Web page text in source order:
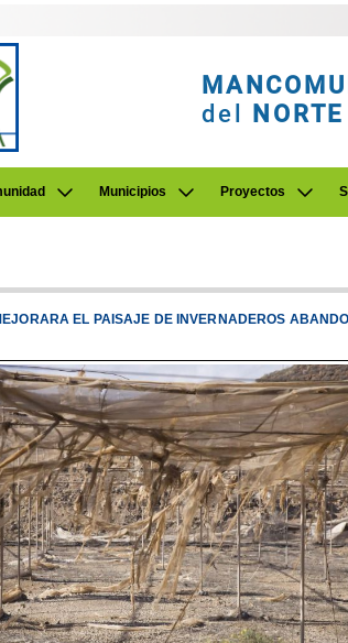
del NORTE
Municipios Proyectos
EL PAISAJE DE INVERNADEROS